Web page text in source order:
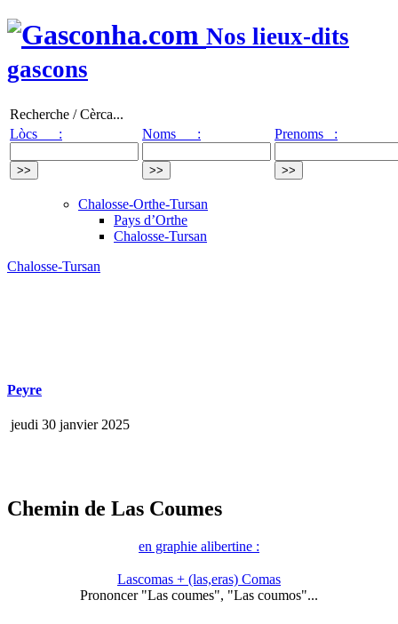
Nos lieux-dits
gascons
Recherche / Cèrca...
Lòcs :
Noms : Prenoms :
Chalosse-Orthe-Tursan
Pays d’Orthe
Chalosse-Tursan
Chalosse-Tursan
Peyre
jeudi 30 janvier 2025
Chemin de Las Coumes
en graphie alibertine :
Lascomas + (las,eras) Comas
Prononcer "Las coumes", "Las coumos"...